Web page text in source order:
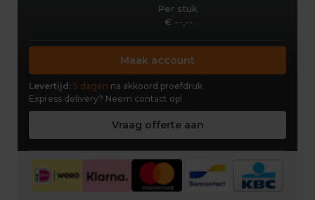
Per stuk
€ --,--
Maak account
Levertijd: 5 dagen na akkoord proefdruk
Express delivery? Neem contact op!
Vraag offerte aan